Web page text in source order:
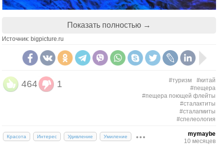
Показать полностью →
Источник: bigpicture.ru
464 1 #туризм
#китай
#пещера
#пещера поющей флейты
#сталактиты
#сталагмиты
#спелеология
Красота Интерес Удивление Умиление
mymaybe
10 месяцев